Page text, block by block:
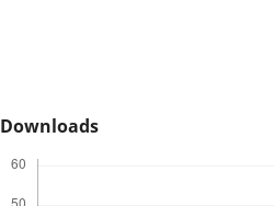
Downloads